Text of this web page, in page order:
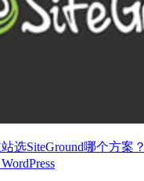
选SiteGround哪个方案